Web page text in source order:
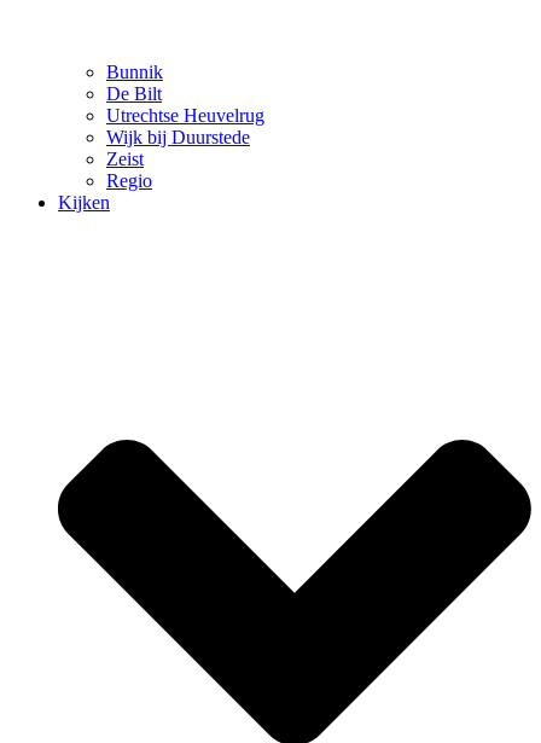
Bunnik
De Bilt
Utrechtse Heuvelrug
Wijk bij Duurstede
Zeist
Regio
Kijken